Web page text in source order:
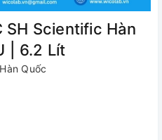
SH Scientific Hàn
| 6.2 Lít
Quốc